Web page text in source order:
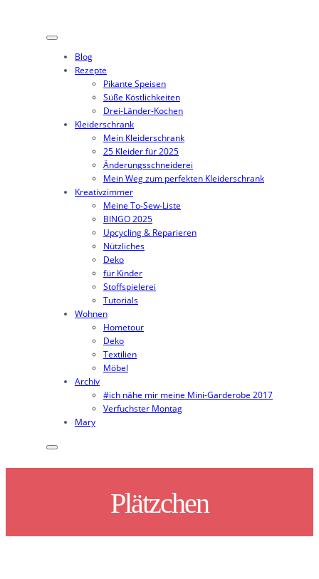
Blog
Rezepte
Pikante Speisen
Süße Köstlichkeiten
Drei-Länder-Kochen
Kleiderschrank
Mein Kleiderschrank
25 Kleider für 2025
Änderungsschneiderei
Mein Weg zum perfekten Kleiderschrank
Kreativzimmer
Meine To-Sew-Liste
BINGO 2025
Upcycling & Reparieren
Nützliches
Deko
für Kinder
Stoffspielerei
Tutorials
Wohnen
Hometour
Deko
Textilien
Möbel
Archiv
#ich nähe mir meine Mini-Garderobe 2017
Verfuchster Montag
Mary
Plätzchen